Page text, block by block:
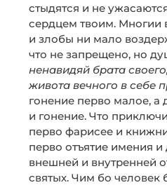
стыдятся и не
сердцем твоим. Многии
и злобы ни мало
что не запрещено, но
ненавидяй брата
живота вечного в себе
гонение перво малое, а
и гонение. Что
перво фарисее и
перво отъятие имения
внешней и внутренней
святых. Чим бо человек